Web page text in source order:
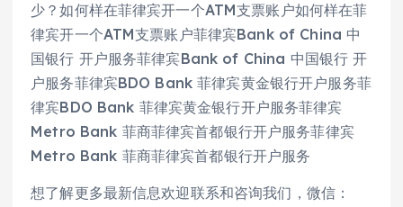
少？如何样在菲律宾开一个ATM支票账户如何样在菲
律宾开一个ATM支票账户菲律宾Bank of China 中
国银行 开户服务菲律宾Bank of China 中国银行 开
户服务菲律宾BDO Bank 菲律宾黄金银行开户服务菲
律宾BDO Bank 菲律宾黄金银行开户服务菲律宾
Metro Bank 菲商菲律宾首都银行开户服务菲律宾
Metro Bank 菲商菲律宾首都银行开户服务
想了解更多最新信息欢迎联系和咨询我们，微信：